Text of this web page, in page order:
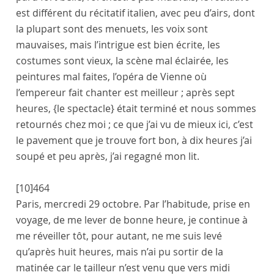
est différent du récitatif italien, avec peu d’airs, dont
la plupart sont des menuets, les voix sont
mauvaises, mais l’intrigue est bien écrite, les
costumes sont vieux, la scène mal éclairée, les
peintures mal faites, l’opéra de Vienne où
l’empereurfait chanter est meilleur ; après sept
heures, {le spectacle} était terminé et nous sommes
retournés chez moi ; ce que j’ai vu de mieux ici, c’est
le pavement que je trouve fort bon, à dix heures j’ai
soupé et peu après, j’ai regagné mon lit.
[10]464
Paris, mercredi 29 octobre. Par l’habitude, prise en
voyage, de me lever de bonne heure, je continue à
me réveiller tôt, pour autant, ne me suis levé
qu’après huit heures, mais n’ai pu sortir de la
matinée car letailleur n’est venu que vers midi